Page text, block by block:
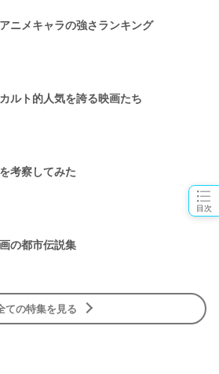
目次
ニメキャラの強さランキング
カルト的人気を誇る映画たち
考察してみた
の都市伝説集
ての特集を見る